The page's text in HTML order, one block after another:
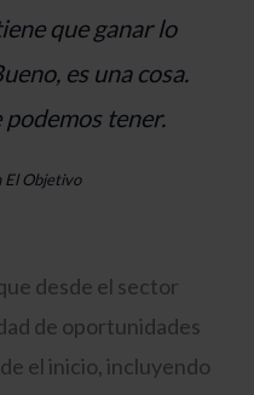
que ganar lo
es una cosa.
tener.
El Objetivo
desde el sector
de oportunidades
el inicio, incluyendo